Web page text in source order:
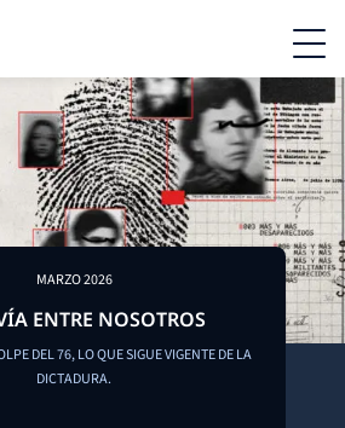
MARZO 2026
ENTRE NOSOTROS
DEL 76, LO QUE SIGUE VIGENTE DE LA
DICTADURA.